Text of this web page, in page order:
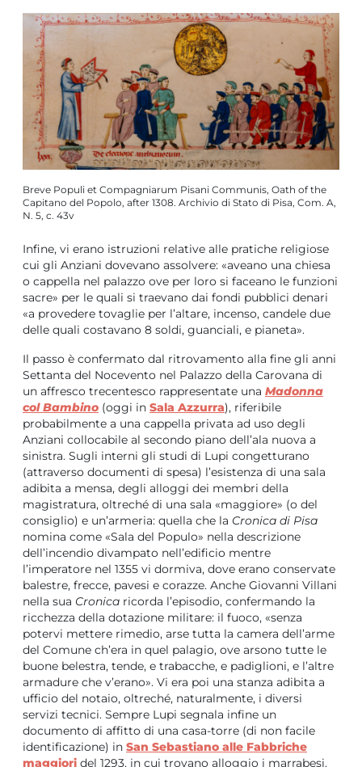
Breve Populi et Compagniarum Pisani Communis, Oath of the
Capitano del Popolo, after 1308. Archivio di Stato di Pisa, Com. A,
N. 5, c. 43v
Infine, vi erano istruzioni relative alle pratiche religiose
cui gli Anziani dovevano assolvere: «aveano una chiesa
o cappella nel palazzo ove per loro si faceano le funzioni
sacre» per le quali si traevano dai fondi pubblici denari
«a provedere tovaglie per l’altare, incenso, candele due
delle quali costavano 8 soldi, guanciali, e pianeta».
Il passo è confermato dal ritrovamento alla fine gli anni
Settanta del Nocevento nel Palazzo della Carovana di
un affresco trecentesco rappresentate una Madonna
col Bambino (oggi in Sala Azzurra), riferibile
probabilmente a una cappella privata ad uso degli
Anziani collocabile al secondo piano dell’ala nuova a
sinistra. Sugli interni gli studi di Lupi congetturano
(attraverso documenti di spesa) l’esistenza di una sala
adibita a mensa, degli alloggi dei membri della
magistratura, oltreché di una sala «maggiore» (o del
consiglio) e un’armeria: quella che la Cronica di Pisa
nomina come «Sala del Populo» nella descrizione
dell’incendio divampato nell’edificio mentre
l’imperatore nel 1355 vi dormiva, dove erano conservate
balestre, frecce, pavesi e corazze. Anche Giovanni Villani
nella sua Cronica ricorda l’episodio, confermando la
ricchezza della dotazione militare: il fuoco, «senza
potervi mettere rimedio, arse tutta la camera dell’arme
del Comune ch’era in quel palagio, ove arsono tutte le
buone belestra, tende, e trabacche, e padiglioni, e l’altre
armadure che v’erano». Vi era poi una stanza adibita a
ufficio del notaio, oltreché, naturalmente, i diversi
servizi tecnici. Sempre Lupi segnala infine un
documento di affitto di una casa-torre (di non facile
identificazione) in San Sebastiano alle Fabbriche
maggiori del 1293, in cui trovano alloggio i marrabesi.